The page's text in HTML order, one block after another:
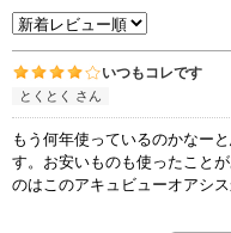
いつもコレです
とくとく さん
もう何年使っているのかなー
す。お安いものも使ったこと
のはこのアキュビューオアシ